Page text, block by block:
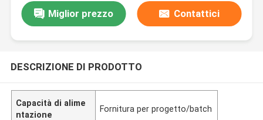
Miglior prezzo Contattici
DESCRIZIONE DI PRODOTTO
Capacità di alime
ntazione
Fornitura per progetto/batch